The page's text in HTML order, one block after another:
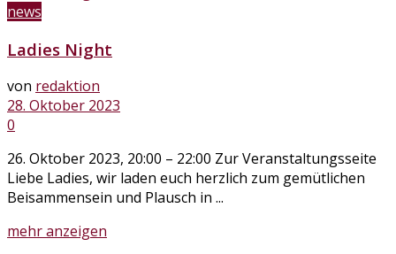
news
Ladies Night
von redaktion
28. Oktober 2023
0
26. Oktober 2023, 20:00 – 22:00 Zur Veranstaltungsseite
Liebe Ladies, wir laden euch herzlich zum gemütlichen
Beisammensein und Plausch in ...
mehr anzeigen